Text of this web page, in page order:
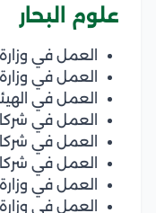
علوم البحار
العمل في وزارة
العمل في
العمل في
العمل في
العمل في
العمل في
العمل في
العمل في